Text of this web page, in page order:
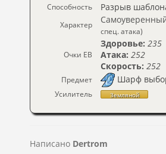
Способность Разрыв
Характер
спец. атака)
Очки ЕВ
Здоровье: 235
Атака: 252
Скорость: 252
Предмет Шарф
Усилитель Земляной
Написано Dertrom